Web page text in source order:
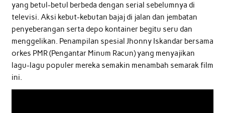
yang betul-betul berbeda dengan serial sebelumnya di
televisi. Aksi kebut-kebutan bajaj di jalan dan jembatan
penyeberangan serta depo kontainer begitu seru dan
menggelikan. Penampilan spesial Jhonny Iskandar bersama
orkes PMR (Pengantar Minum Racun) yang menyajikan
lagu-lagu populer mereka semakin menambah semarak film
ini.